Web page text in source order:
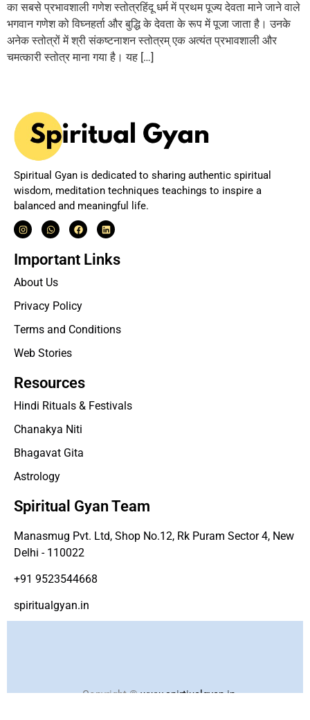
का सबसे प्रभावशाली गणेश स्तोत्रहिंदू धर्म में प्रथम पूज्य देवता माने जाने वाले
भगवान गणेश को विघ्नहर्ता और बुद्धि के देवता के रूप में पूजा जाता है। उनके
अनेक स्तोत्रों में श्री संकष्टनाशन स्तोत्रम् एक अत्यंत प्रभावशाली और
चमत्कारी स्तोत्र माना गया है। यह […]
Spiritual Gyan is dedicated to sharing authentic spiritual
wisdom, meditation techniques teachings to inspire a
balanced and meaningful life.
Important Links
About Us
Privacy Policy
Terms and Conditions
Web Stories
Resources
Hindi Rituals & Festivals
Chanakya Niti
Bhagavat Gita
Astrology
Spiritual Gyan Team
Manasmug Pvt. Ltd, Shop No.12, Rk Puram Sector 4, New
Delhi - 110022
+91 9523544668
spiritualgyan.in
Copyright ©www.spirtiualgyan.in